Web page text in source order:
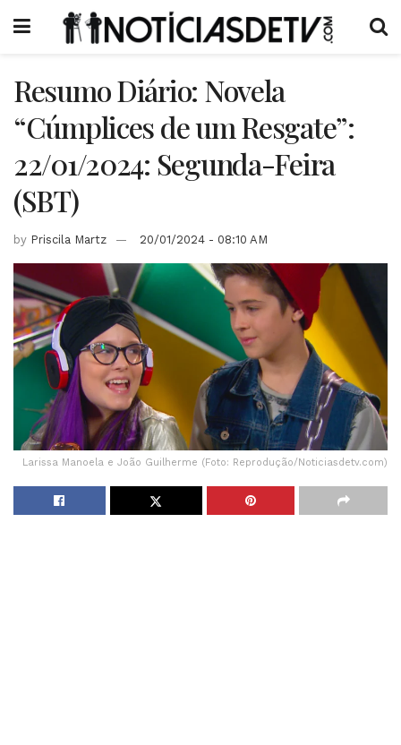
Resumo Diário: Novela
“Cúmplices de um Resgate”:
22/01/2024: Segunda-Feira
(SBT)
by Priscila Martz 20/01/2024 - 08:10 AM
Larissa Manoela e João Guilherme (Foto: Reprodução/Noticiasdetv.com)